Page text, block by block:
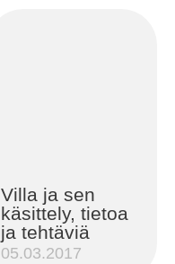
Villa ja sen
käsittely, tietoa
ja tehtäviä
05.03.2017